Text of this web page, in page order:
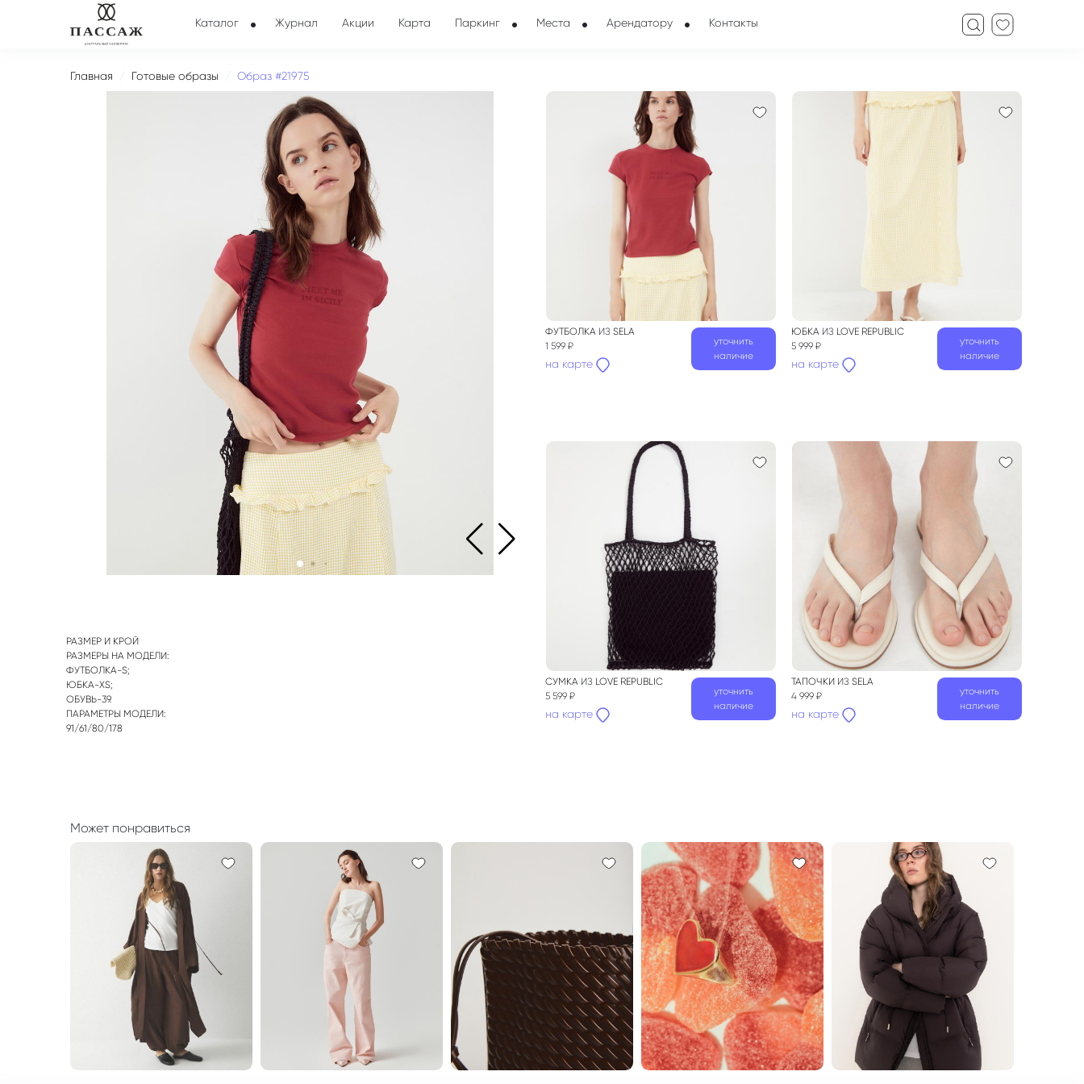
Каталог Журнал Акции Карта Паркинг Места Арендатору Контакты
Главная Готовые образы Образ #21975
РАЗМЕР И КРОЙ
РАЗМЕРЫ НА МОДЕЛИ:
ФУТБОЛКА-S;
ЮБКА-XS;
ОБУВЬ-39.
ПАРАМЕТРЫ МОДЕЛИ:
91/61/80/178
ФУТБОЛКА ИЗ SELA
1 599 ₽
на карте
уточнить
наличие
ЮБКА ИЗ LOVE REPUBLIC
5 999 ₽
на карте
уточнить
наличие
СУМКА ИЗ LOVE REPUBLIC
5 599 ₽
на карте
уточнить
наличие
ТАПОЧКИ ИЗ SELA
4 999 ₽
на карте
уточнить
наличие
Может понравиться